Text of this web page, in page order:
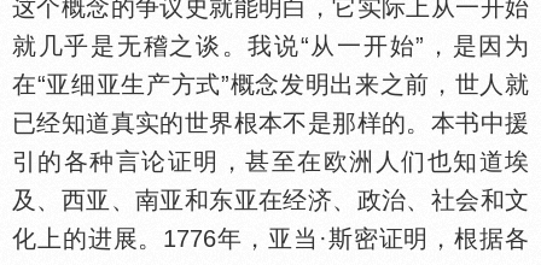
这个概念的争议史就能明白，它实际上从一开始
就几乎是无稽之谈。我说“从一开始”，是因为
在“亚细亚生产方式”概念发明出来之前，世人就
已经知道真实的世界根本不是那样的。本书中援
引的各种言论证明，甚至在欧洲人们也知道埃
及、西亚、南亚和东亚在经济、政治、社会和文
化上的进展。1776年，亚当·斯密证明，根据各